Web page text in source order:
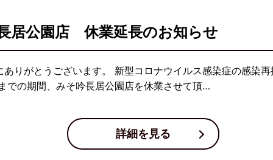
居公園店 休業延長のお知らせ
りがとうございます。 新型コロナウイルス感染症の感染
での期間、みそ吟長居公園店を休業させて頂…
詳細を見る